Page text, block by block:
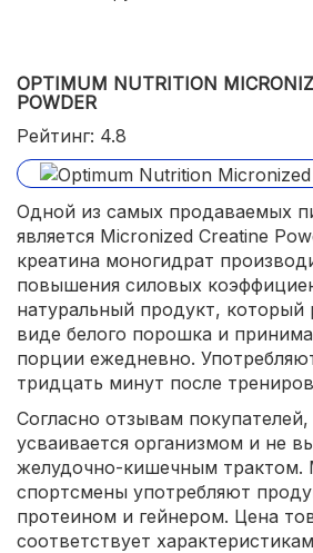
OPTIMUM NUTRITION
POWDER
Рейтинг: 4.8
Одной из самых продаваемых
является Micronized Creatine
креатина моногидрат
повышения силовых
натуральный продукт, который
виде белого порошка и
порции ежедневно.
тридцать минут после
Согласно отзывам
усваивается организмом и не
желудочно-кишечным трактом.
спортсмены употребляют
протеином и гейнером. Цена
соответствует